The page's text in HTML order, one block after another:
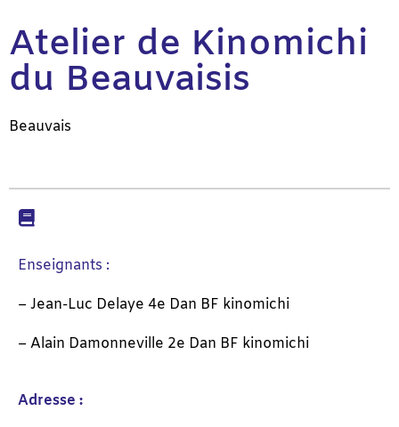
Atelier de Kinomichi
du Beauvaisis
Beauvais
Enseignants :
– Jean-Luc Delaye 4e Dan BF kinomichi
– Alain Damonneville 2e Dan BF kinomichi
Adresse :